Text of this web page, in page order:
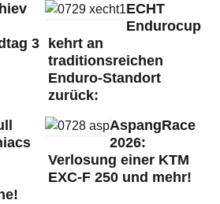
3
ECHT
Endurocup
kehrt an
traditionsreichen
Enduro-Standort
zurück:
AspangRace
2026:
Verlosung einer KTM
EXC-F 250 und mehr!